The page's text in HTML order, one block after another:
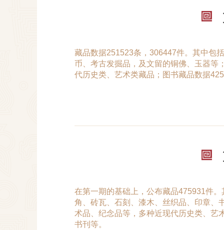
藏品数据251523条，306447件。其中包
币、考古发掘品，及文留的铜佛、玉器等
代历史类、艺术类藏品；图书藏品数据
在第一期的基础上，公布藏品475931件
角、砖瓦、石刻、漆木、丝织品、印章、
术品、纪念品等，多种近现代历史类、艺
书刊等。